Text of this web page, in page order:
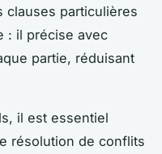
clauses particulières
: il précise avec
partie, réduisant
il est essentiel
résolution de conflits